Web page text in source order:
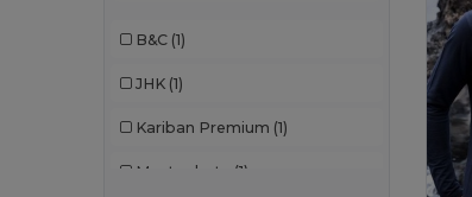
B&C (1)
JHK (1)
Kariban Premium (1)
Mustaghata (1)